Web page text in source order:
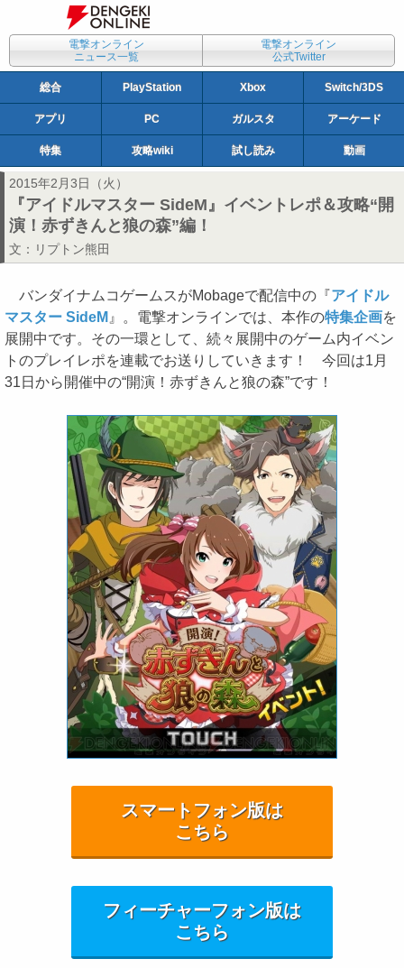
電撃オンライン
ニュース一覧
電撃オンライン
公式Twitter
総合 PlayStation Xbox Switch/3DS
アプリ PC ガルスタ アーケード
特集 攻略wiki 試し読み 動画
2015年2月3日（火）
『アイドルマスター SideM』イベントレポ＆攻略“開
演！赤ずきんと狼の森”編！
文： リプトン熊田
バンダイナムコゲームスがMobageで配信中の『アイドル
マスター SideM 』。電撃オンラインでは、本作の特集企画を
展開中です。その一環として、続々展開中のゲーム内イベン
トのプレイレポを連載でお送りしていきます！ 今回は1月
31日から開催中の“開演！赤ずきんと狼の森”です！
スマートフォン版は
こちら
フィーチャーフォン版は
こちら